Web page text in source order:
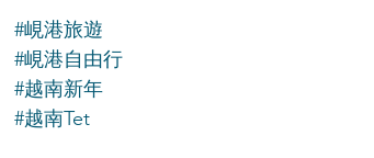
#峴港旅遊
#峴港自由行
#越南新年
#越南Tet